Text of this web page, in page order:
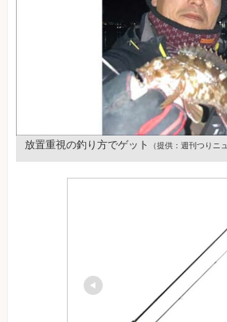
放置重視の釣り方でゲット （提供：週刊つりニ